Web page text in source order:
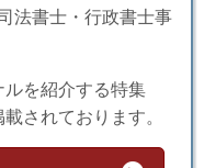
法書士・行政書士事
を紹介する特集
されております。